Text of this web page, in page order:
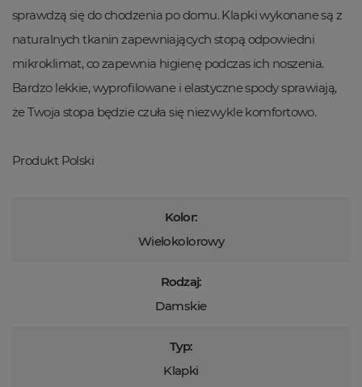
sprawdzą się do chodzenia po domu. Klapki wykonane są z
naturalnych tkanin zapewniających stopą odpowiedni
mikroklimat, co zapewnia higienę podczas ich noszenia.
Bardzo lekkie, wyprofilowane i elastyczne spody sprawiają,
że Twoja stopa będzie czuła się niezwykle komfortowo.
Produkt Polski
Kolor:
Wielokolorowy
Rodzaj:
Damskie
Typ:
Klapki